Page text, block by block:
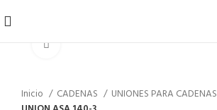
Inicio CADENAS
UNIONES PARA CADENAS